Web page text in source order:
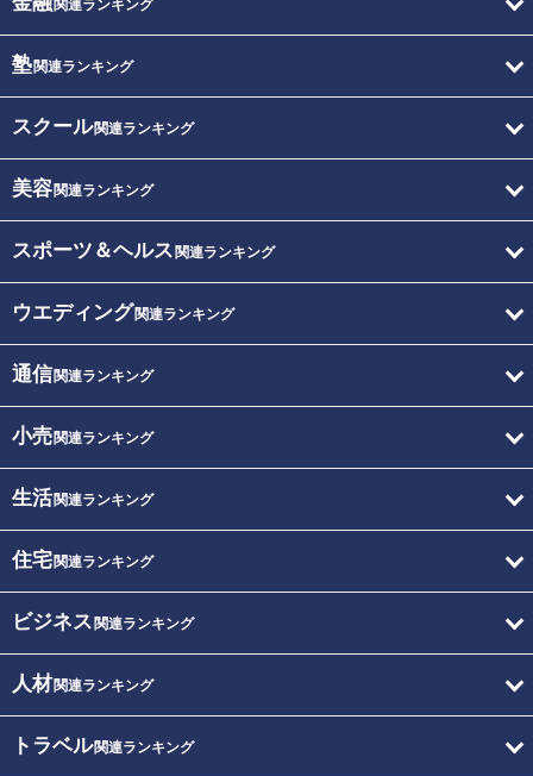
関連ランキング
塾関連ランキング
スクール関連ランキング
美容関連ランキング
スポーツ＆ヘルス 関連ランキング
ウエディング関連ランキング
通信関連ランキング
小売関連ランキング
生活関連ランキング
住宅関連ランキング
ビジネス 関連ランキング
人材関連ランキング
トラベル関連ランキング